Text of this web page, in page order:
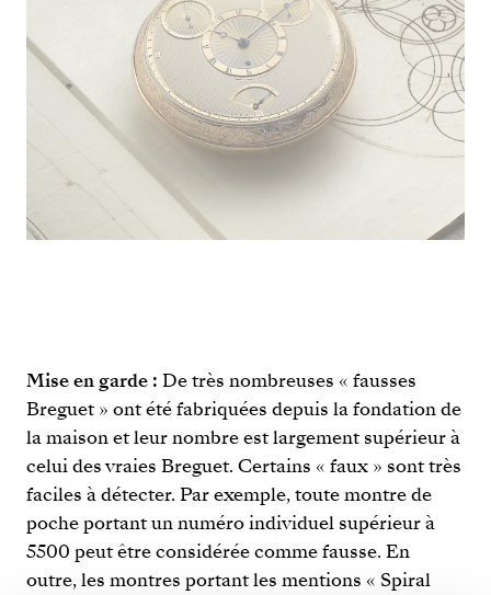
Mise en garde : De très nombreuses « fausses
Breguet » ont été fabriquées depuis la fondation de
la maison et leur nombre est largement supérieur à
celui des vraies Breguet. Certains « faux » sont très
faciles à détecter. Par exemple, toute montre de
poche portant un numéro individuel supérieur à
5500 peut être considérée comme fausse. En
outre, les montres portant les mentions « Spiral